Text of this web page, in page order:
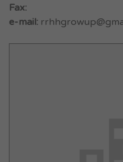
Fax:
e-mail: